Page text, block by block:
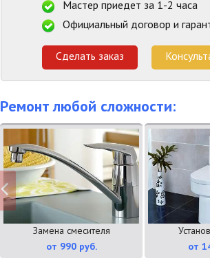
Мастер приедет за 1-2 часа
Официальный договор и
Сделать заказ
Ремонт любой сложности:
Замена смесителя
от 990 руб.
от